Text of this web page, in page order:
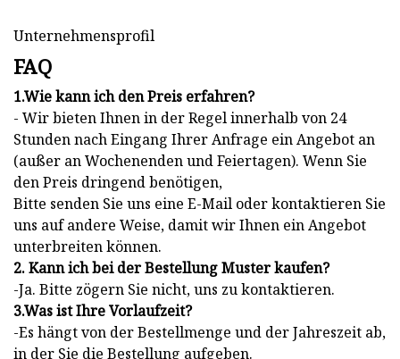
Unternehmensprofil
FAQ
1.Wie kann ich den Preis erfahren?
- Wir bieten Ihnen in der Regel innerhalb von 24
Stunden nach Eingang Ihrer Anfrage ein Angebot an
(außer an Wochenenden und Feiertagen). Wenn Sie
den Preis dringend benötigen,
Bitte senden Sie uns eine E-Mail oder kontaktieren Sie
uns auf andere Weise, damit wir Ihnen ein Angebot
unterbreiten können.
2. Kann ich bei der Bestellung Muster kaufen?
-Ja. Bitte zögern Sie nicht, uns zu kontaktieren.
3.Was ist Ihre Vorlaufzeit?
-Es hängt von der Bestellmenge und der Jahreszeit ab,
in der Sie die Bestellung aufgeben.